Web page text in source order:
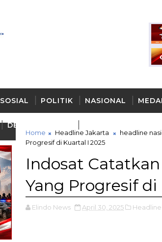
SOSIAL POLITIK NASIONAL
DELI - SERDANG
Home Headline Jakarta headline
Progresif di Kuartal I 2025
Indosat
Yang Progresif
Elindo News April 30, 2025 Headline